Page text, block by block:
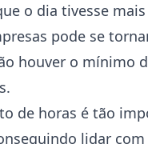
o dia tivesse
pode se
houver o mínimo
de horas é tão
lidar